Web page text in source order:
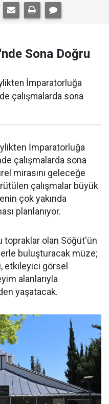
Sona Doğru
İmparatorluğa
çalışmalarda sona
İmparatorluğa
çalışmalarda sona
mirasını geleceğe
çalışmalar büyük
çok yakında
planlanıyor.
topraklar olan Söğüt'ün
buluşturacak müze;
etkileyici görsel
alanlarıyla
yaşatacak.